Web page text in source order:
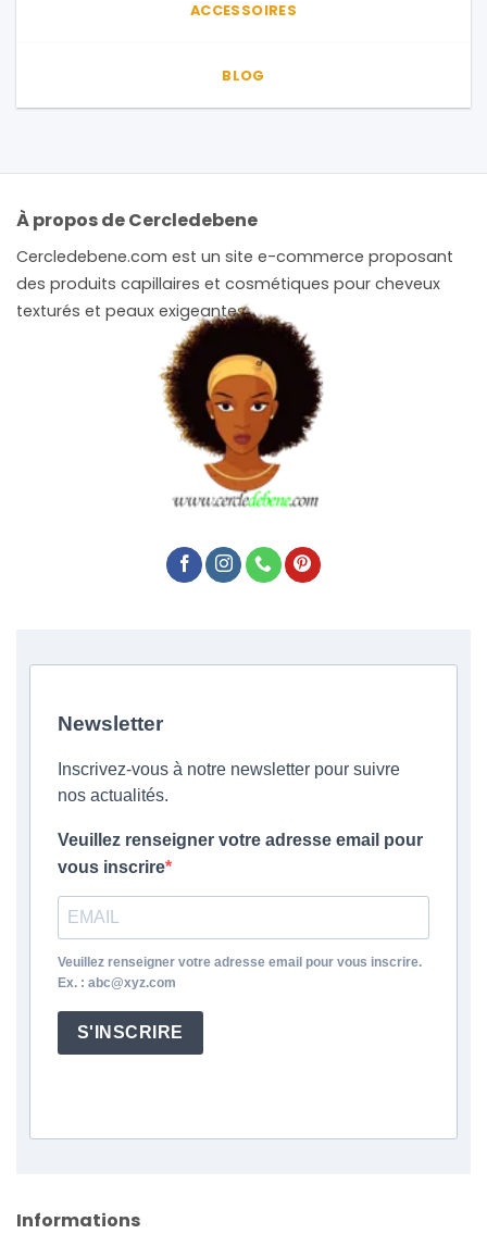
ACCESSOIRES
BLOG
À propos de Cercledebene
Cercledebene.com est un site e-commerce proposant
des produits capillaires et cosmétiques pour cheveux
texturés et peaux exigeantes.
Informations
Newsletter
Inscrivez-vous à notre newsletter pour suivre
nos actualités.
Veuillez renseigner votre adresse email pour
vous inscrire
Veuillez renseigner votre adresse email pour vous inscrire.
Ex. : abc@xyz.com
S'INSCRIRE